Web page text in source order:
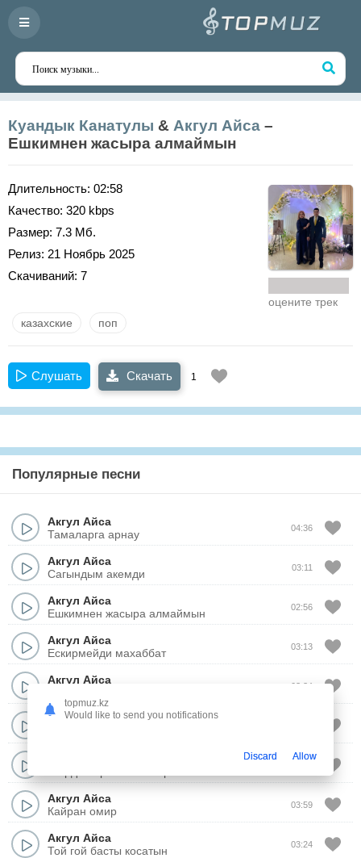
Куандык Канатулы & Акгул Айса –
Ешкимнен жасыра алмаймын
Длительность: 02:58
Качество: 320 kbps
Размер: 7.3 Мб.
Релиз: 21 Ноябрь 2025
Скачиваний: 7
оцените трек
казахские поп
Слушать Скачать 1
Популярные песни
Акгул Айса
Тамаларга арнау
04:36
Акгул Айса
Сагындым акемди
03:11
Акгул Айса
Ешкимнен жасыра алмаймын
02:56
Акгул Айса
Ескирмейди махаббат
03:13
Акгул Айса
03:34
Акгул Айса
Акгул Айса
Кайран омир
03:59
Акгул Айса
Той гой басты косатын
03:24
topmuz.kz
Would like to send you notifications
Discard Allow